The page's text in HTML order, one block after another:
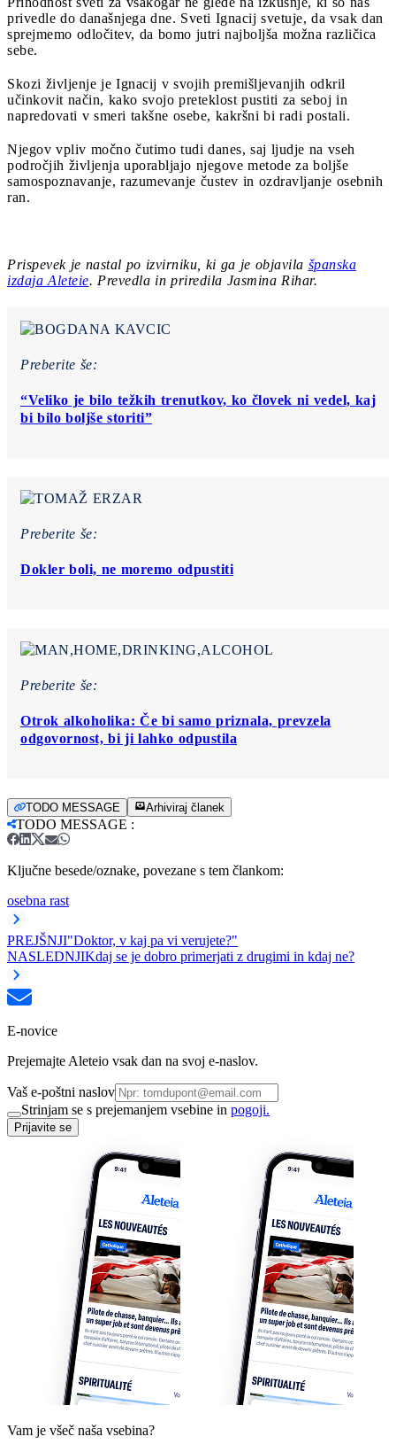
privedle do današnjega dne. Sveti Ignacij svetuje, da vsak dan
sprejmemo odločitev, da bomo jutri najboljša možna različica
sebe.
Skozi življenje je Ignacij v svojih premišljevanjih odkril
učinkovit način, kako svojo preteklost pustiti za seboj in
napredovati v smeri takšne osebe, kakršni bi radi postali.
Njegov vpliv močno čutimo tudi danes, saj ljudje na vseh
področjih življenja uporabljajo njegove metode za boljše
samospoznavanje, razumevanje čustev in ozdravljanje osebnih
ran.
Prispevek je nastal po izvirniku, ki ga je objavila španska
izdaja Aleteie. Prevedla in priredila Jasmina Rihar.
Preberite še:
“Veliko je bilo težkih trenutkov, ko človek ni vedel, kaj
bi bilo boljše storiti”
Preberite še:
Dokler boli, ne moremo odpustiti
Preberite še:
Otrok alkoholika: Če bi samo priznala, prevzela
odgovornost, bi ji lahko odpustila
TODO MESSAGE Arhiviraj članek
TODO MESSAGE :
Ključne besede/oznake, povezane s tem člankom:
osebna rast
PREJŠNJI"Doktor, v kaj pa vi verujete?"
NASLEDNJIKdaj se je dobro primerjati z drugimi in kdaj ne?
E-novice
Prejemajte Aleteio vsak dan na svoj e-naslov.
Vaš e-poštni naslov
Strinjam se s prejemanjem vsebine in pogoji.
Prijavite se
Vam je všeč naša vsebina?